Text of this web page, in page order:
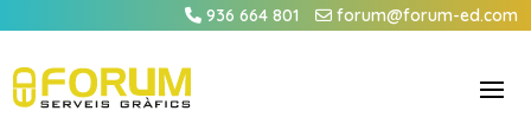
936 664 801 forum@forum-ed.com